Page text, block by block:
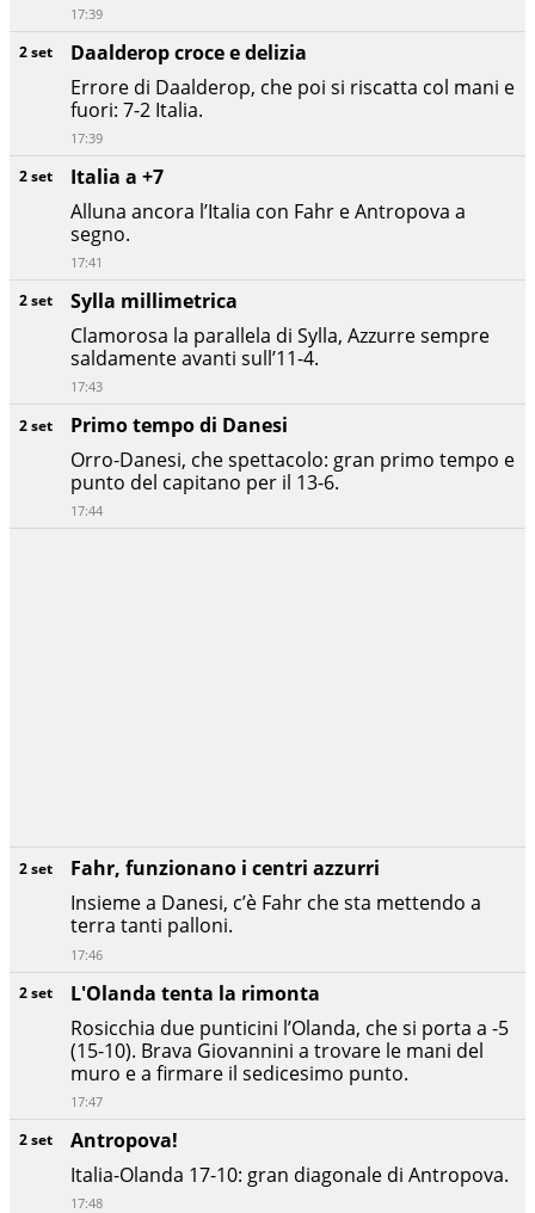
2 set
Antropova!
Italia-Olanda 17-10: gran diagonale di Antropova.
17:48
2 set
L'Olanda tenta la rimonta
Rosicchia due punticini l’Olanda, che si porta a -5
(15-10). Brava Giovannini a trovare le mani del
muro e a firmare il sedicesimo punto.
17:47
2 set
Fahr, funzionano i centri azzurri
Insieme a Danesi, c’è Fahr che sta mettendo a
terra tanti palloni.
17:46
2 set
Primo tempo di Danesi
Orro-Danesi, che spettacolo: gran primo tempo e
punto del capitano per il 13-6.
17:44
2 set
Sylla millimetrica
Clamorosa la parallela di Sylla, Azzurre sempre
saldamente avanti sull’11-4.
17:43
2 set
Italia a +7
Alluna ancora l’Italia con Fahr e Antropova a
segno.
17:41
2 set
Daalderop croce e delizia
Errore di Daalderop, che poi si riscatta col mani e
fuori: 7-2 Italia.
17:39
17:39